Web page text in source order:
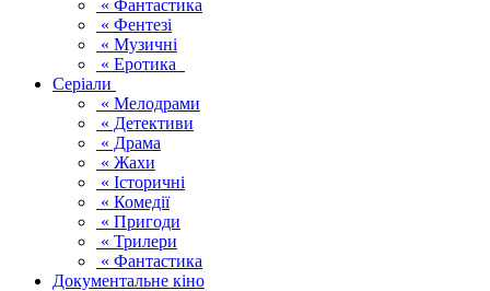
« Фантастика
« Фентезі
« Музичні
« Еротика
Серіали
« Мелодрами
« Детективи
« Драма
« Жахи
« Історичні
« Комедії
« Пригоди
« Трилери
« Фантастика
Документальне кіно